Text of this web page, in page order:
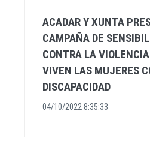
ACADAR Y XUNTA
CAMPAÑA DE
CONTRA LA
VIVEN LAS MUJERES
DISCAPACIDAD
04/10/2022 8:35:33